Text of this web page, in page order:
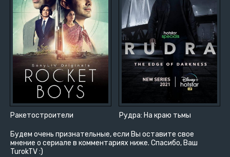
Ракетостроители Рудра: На краю тьмы
Будем очень признательные, если Вы оставите свое
мнение о сериале в комментариях ниже. Спасибо, Ваш
TurokTV :)